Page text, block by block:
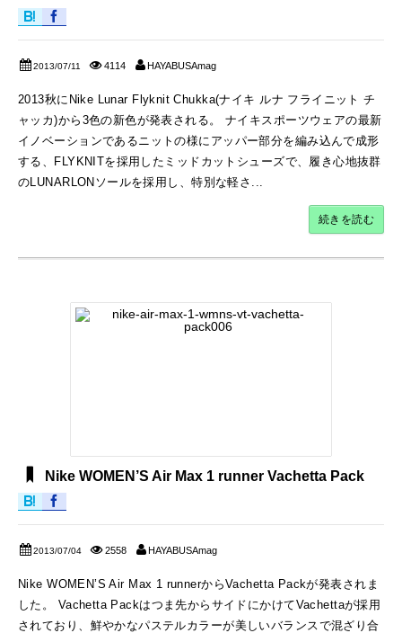
2013/07/11 4114 HAYABUSAmag
2013秋にNike Lunar Flyknit Chukka(ナイキ ルナ フライニット チ
ャッカ)から3色の新色が発表される。 ナイキスポーツウェアの最新
イノベーションであるニットの様にアッパー部分を編み込んで成形
する、FLYKNITを採用したミッドカットシューズで、履き心地抜群
のLUNARLONソールを採用し、特別な軽さ...
続きを読む
Nike WOMEN’S Air Max 1 runner Vachetta Pack
2013/07/04 2558 HAYABUSAmag
Nike WOMEN’S Air Max 1 runnerからVachetta Packが発表されま
した。 Vachetta Packはつま先からサイドにかけてVachettaが採用
されており、鮮やかなパステルカラーが美しいバランスで混ざり合